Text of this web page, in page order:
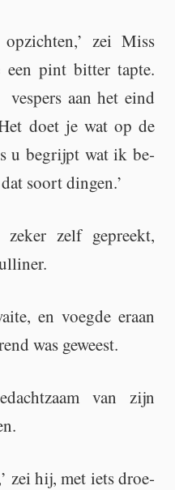
zei Miss
een pint bit­ter tapte.
aan het eind
doet je wat op de
u be­grijpt wat ik be­
soort din­gen.’
zelf ge­preekt,
en voeg­de eraan
was ge­weest.
van zijn
zei hij, met iets droe­